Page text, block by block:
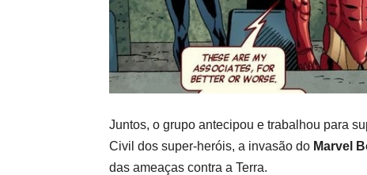
Juntos, o grupo antecipou e trabalhou para
Civil dos super-heróis, a invasão do Marvel
das ameaças contra a Terra.